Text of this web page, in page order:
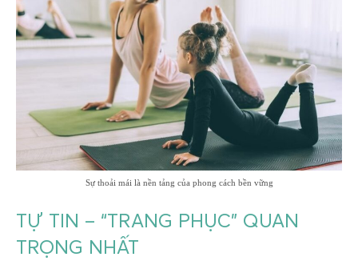
Sự thoải mái là nền tảng của phong cách bền vững
TỰ TIN – “TRANG PHỤC” QUAN
TRỌNG NHẤT